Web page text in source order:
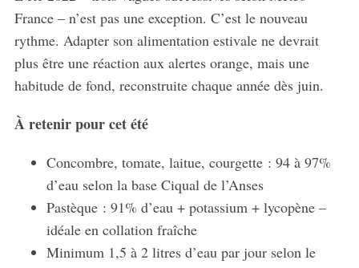
France – n’est pas une exception. C’est le nouveau
rythme. Adapter son alimentation estivale ne devrait
plus être une réaction aux alertes orange, mais une
habitude de fond, reconstruite chaque année dès juin.
À retenir pour cet été
Concombre, tomate, laitue, courgette : 94 à 97%
d’eau selon la base Ciqual de l’Anses
Pastèque : 91% d’eau + potassium + lycopène –
idéale en collation fraîche
Minimum 1,5 à 2 litres d’eau par jour selon le